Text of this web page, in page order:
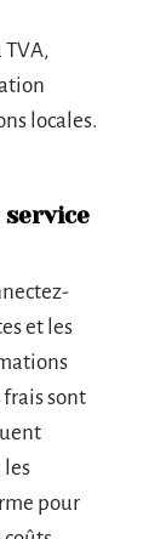
locales.
et les
frais sont
les
pour